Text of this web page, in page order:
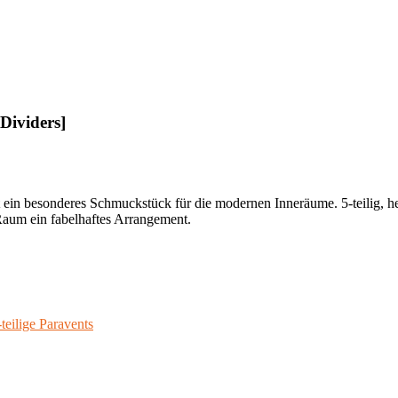
besonderes Schmuckstück für die modernen Inneräume. 5-teilig,
ein fabelhaftes Arrangement.
Paravents